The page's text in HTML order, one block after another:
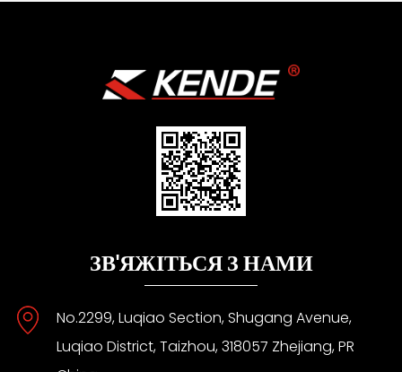
ЗВ'ЯЖІТЬСЯ З НАМИ
No.2299, Luqiao Section, Shugang Avenue,
Luqiao District, Taizhou, 318057 Zhejiang, PR